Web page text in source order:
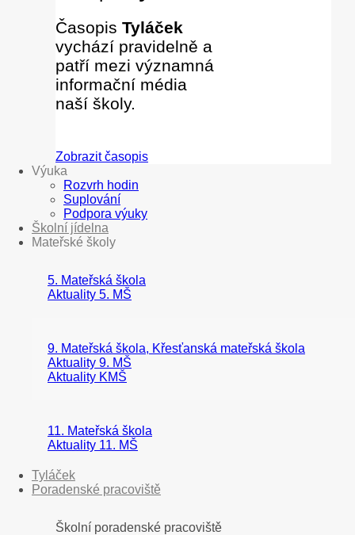
Časopis Tyláček
vychází pravidelně a
patří mezi významná
informační média
naší školy.
Zobrazit časopis
Výuka
Rozvrh hodin
Suplování
Podpora výuky
Školní jídelna
Mateřské školy
5. Mateřská škola
Aktuality 5. MŠ
9. Mateřská škola, Křesťanská mateřská škola
Aktuality 9. MŠ
Aktuality KMŠ
11. Mateřská škola
Aktuality 11. MŠ
Tyláček
Poradenské pracoviště
Školní poradenské pracoviště